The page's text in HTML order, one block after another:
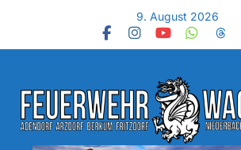
9. August 2026